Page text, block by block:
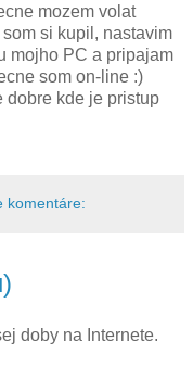
mozem volat
si kupil, nastavim
mojho PC a pripajam
som on-line :)
dobre kde je pristup
komentáre:
doby na Internete.